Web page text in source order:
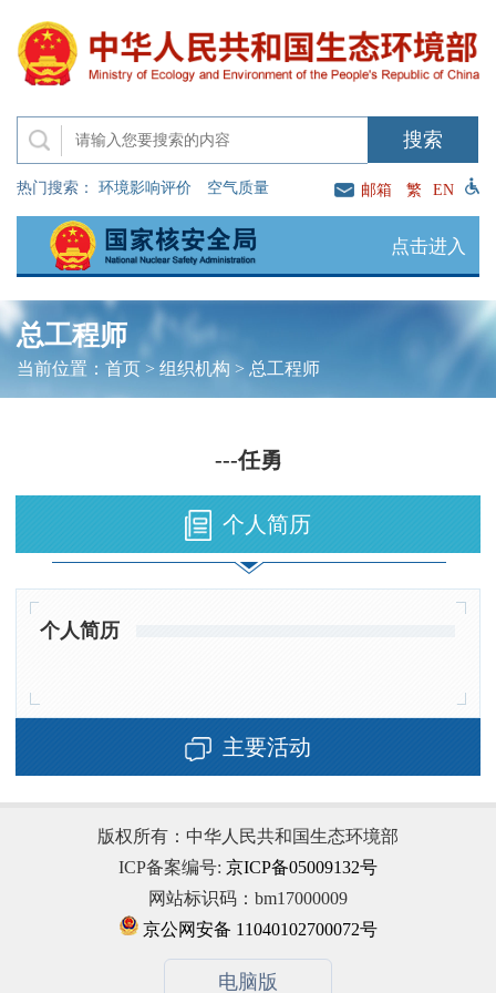
热门搜索： 环境影响评价 空气质量 邮箱 繁 EN
点击进入
总工程师
当前位置： 首页> 组织机构 > 总工程师
---任勇
个人简历
个人简历
主要活动
版权所有：中华人民共和国生态环境部
ICP备案编号: 京ICP备05009132号
网站标识码：bm17000009
京公网安备 11040102700072号
电脑版